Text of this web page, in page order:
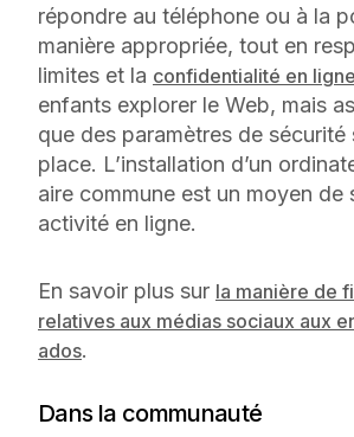
répondre au téléphone ou à la
manière appropriée, tout en
limites et la confidentialité en ligne
enfants explorer le Web, mais
que des paramètres de sécurité
place. L’installation d’un
aire commune est un moyen de
activité en ligne.
En savoir plus sur la manière de
relatives aux médias sociaux aux
ados.
Dans la communauté